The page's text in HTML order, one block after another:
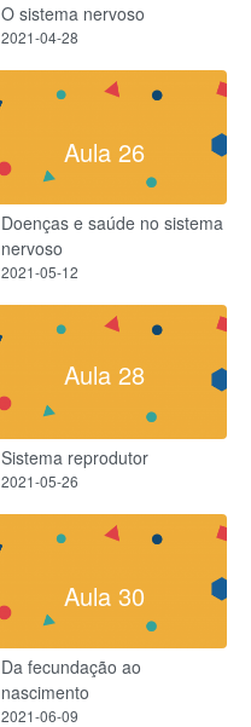
O sistema nervoso
2021-04-28
Aula 26
Doenças e saúde no sistema
nervoso
2021-05-12
Aula 28
Sistema reprodutor
2021-05-26
Aula 30
Da fecundação ao
nascimento
2021-06-09